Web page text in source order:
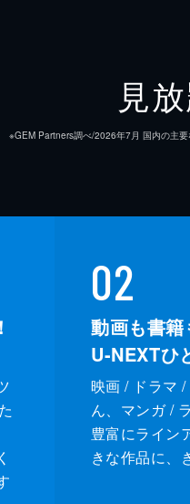
見
※GEM Partners調べ/2026年7⽉ 国内の主要
02
動画も書籍
U-NEXTひ
映画 / ドラマ
ん、マンガ /
豊富にライン
きな作品に、